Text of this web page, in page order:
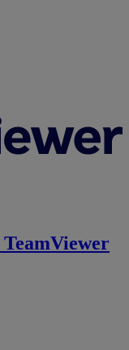
TeamViewer